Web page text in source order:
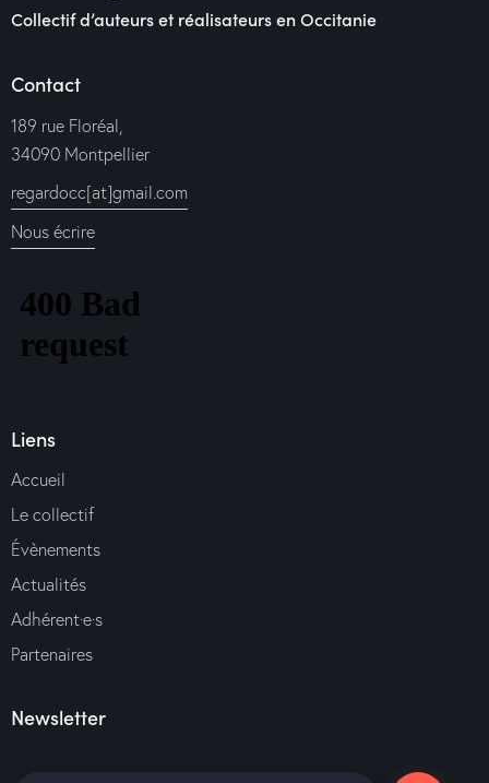
Collectif d’auteurs et réalisateurs en Occitanie
Contact
189 rue Floréal,
34090 Montpellier
regardocc[at]gmail.com
Nous écrire
Liens
Accueil
Le collectif
Évènements
Actualités
Adhérent·e·s
Partenaires
Newsletter